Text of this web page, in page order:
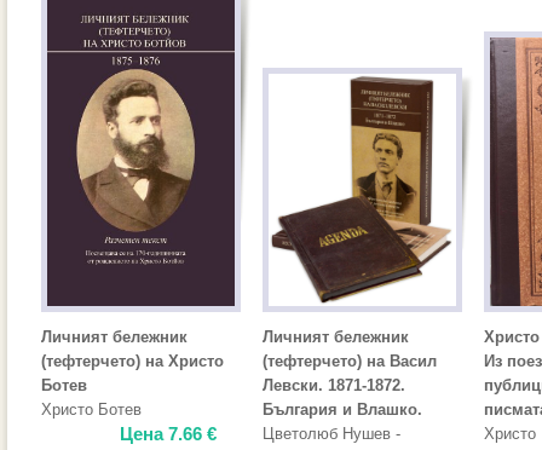
Личният бележник
(тефтерчето) на Христо
Ботев
Христо Ботев
Цена7.66 €
Личният бележник
(тефтерчето) на Васил
Левски. 1871-1872.
България и Влашко.
Цветолюб Нушев -
Из
Христо